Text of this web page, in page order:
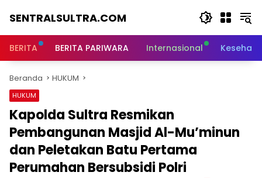
SENTRALSULTRA.COM
BERITA BERITA PARIWARA Internasional
Beranda HUKUM
HUKUM
Kapolda Sultra Resmikan
Pembangunan Masjid Al-Mu’minun
dan Peletakan Batu Pertama
Perumahan Bersubsidi Polri